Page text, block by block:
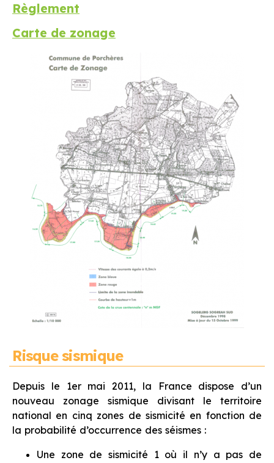
Règlement
Carte de zonage
Risque sismique
Depuis le 1er mai 2011, la France dispose d’un
nouveau zonage sismique divisant le territoire
national en cinq zones de sismicité en fonction de
la probabilité d’occurrence des séismes :
Une zone de sismicité 1 où il n’y a pas de